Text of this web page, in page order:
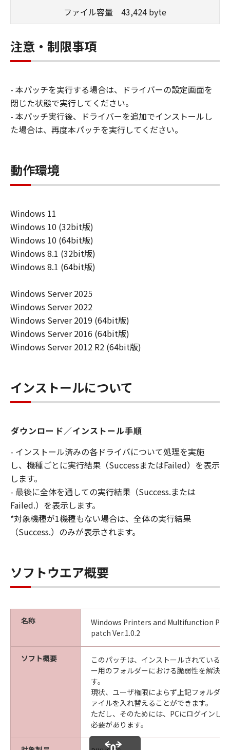
がないこと、その他本ソフトウェアに関し
キヤノン、キヤノンマーケティングジャパ
ン株式会社およびキヤノンのライセンサー
連して生ずる直接的または間接的な損失、
損害等について、いかなる場合においても
一切の責任を負いません。
ユーザーは、日本国政府または該当国の政
ソフトウェアの全部または一部を、直接ま
たは間接に輸出してはなりません。
ファイル容量 43,424 byte
注意・制限事項
- 本パッチを実行する場合は、ドライバーの設定画面を
閉じた状態で実行してください。
- 本パッチ実行後、ドライバーを追加でインストールし
た場合は、再度本パッチを実行してください。
動作環境
Windows 11
Windows 10 (32bit版)
Windows 10 (64bit版)
Windows 8.1 (32bit版)
Windows 8.1 (64bit版)
Windows Server 2025
Windows Server 2022
Windows Server 2019 (64bit版)
Windows Server 2016 (64bit版)
Windows Server 2012 R2 (64bit版)
インストールについて
ダウンロード／インストール手順
- インストール済みの各ドライバについて処理を実施
し、機種ごとに実行結果（SuccessまたはFailed）を表示
します。
- 最後に全体を通しての実行結果（Success.または
Failed.）を表示します。
*対象機種が1機種もない場合は、全体の実行結果
（Success.）のみが表示されます。
ソフトウエア概要
名称
Windows Printers and Multifunction
patch Ver.1.0.2
ソフト概要
このパッチは、インストールされている
ー用のフォルダーにおける脆弱性を解決
す。
現状、ユーザ権限によらず上記フォルダ
ァイルを入れ替えることができます。
ただし、そのためには、PCにログインし
必要があります。